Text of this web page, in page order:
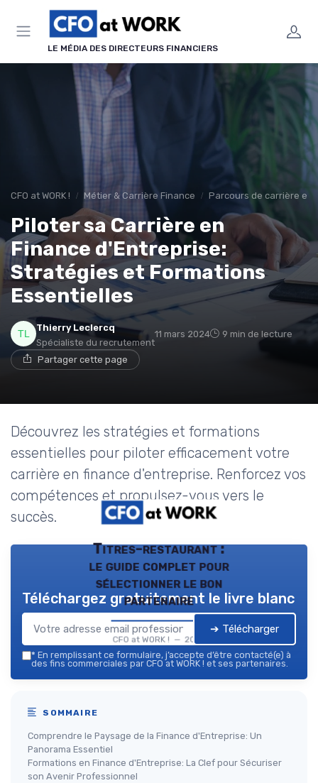
LE MÉDIA DES DIRECTEURS FINANCIERS
CFO at WORK ! Métier & Carrière Finance Parcours de carrière en
Piloter sa Carrière en
Finance d'Entreprise:
Stratégies et Formations
Essentielles
Thierry Leclercq
Spécialiste du recrutement
11 mars 2024 9 min de lecture
Partager cette page
Découvrez les stratégies et formations
essentielles pour piloter efficacement votre
carrière en finance d'entreprise. Renforcez vos
compétences et propulsez-vous vers le
succès.
Titres-restaurant :
le guide complet pour
sélectionner le bon
partenaire
CFO at WORK ! — 2026
Téléchargez gratuitement le livre blanc
➔ Télécharger
* En remplissant ce formulaire, j’accepte d’être contacté(e) à
des fins commerciales par CFO at WORK ! et ses partenaires.
SOMMAIRE
Comprendre le Paysage de la Finance d'Entreprise: Un
Panorama Essentiel
Formations en Finance d'Entreprise: La Clef pour Sécuriser
son Avenir Professionnel
Panneau de gestion des cookies